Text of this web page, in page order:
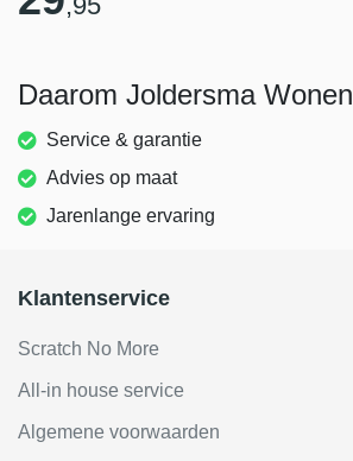
Daarom Joldersma Wonen
Service & garantie
Advies op maat
Jarenlange ervaring
Klantenservice
Scratch No More
All-in house service
Algemene voorwaarden